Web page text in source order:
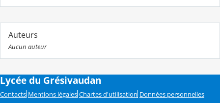
Auteurs
Aucun auteur
Lycée du Grésivaudan
Contacts Mentions légales Chartes d'utilisation Données personnelles